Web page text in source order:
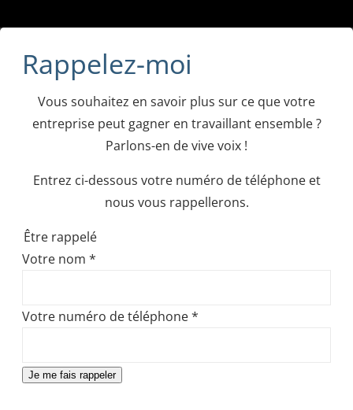
Rappelez-moi
Vous souhaitez en savoir plus sur ce que votre
entreprise peut gagner en travaillant ensemble ?
Parlons-en de vive voix !
Entrez ci-dessous votre numéro de téléphone et
nous vous rappellerons.
Être rappelé
Votre nom *
Votre numéro de téléphone*
Je me fais rappeler